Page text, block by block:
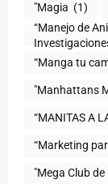
"Magia (1)
“Manejo de
“Manga tu
"Manhattans
“MANITAS A
“Marketing
"Mega Club